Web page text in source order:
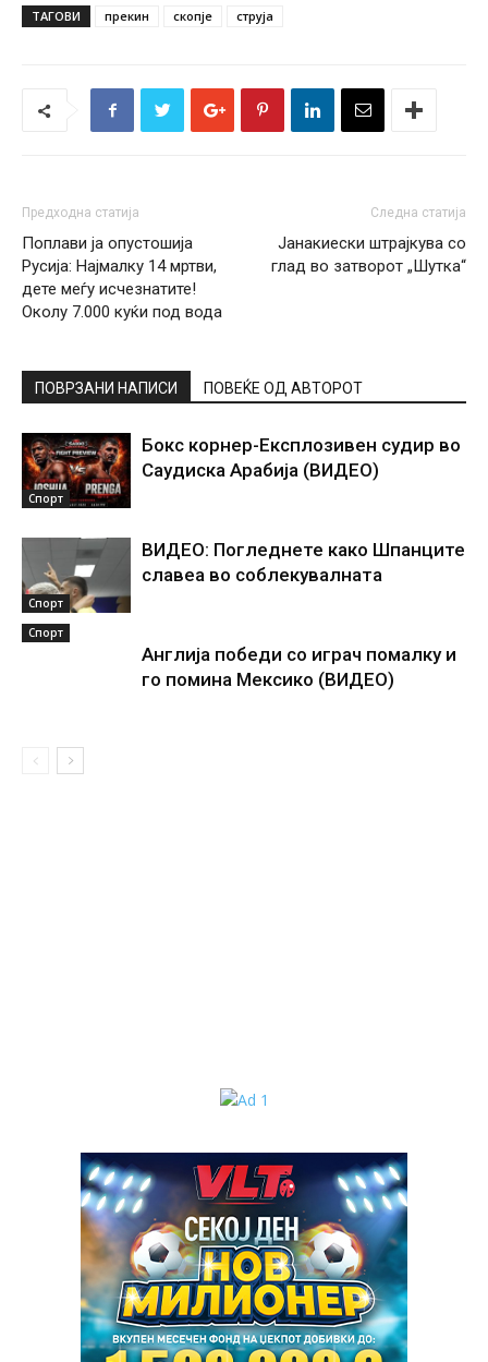
ТАГОВИ прекин скопје струја
Предходна статија
Поплави ја опустошија
Русија: Најмалку 14 мртви,
дете меѓу исчезнатите!
Околу 7.000 куќи под вода
Следна статија
Јанакиески штрајкува со
глад во затворот „Шутка“
ПОВРЗАНИ НАПИСИ ПОВЕЌЕ ОД АВТОРОТ
Спорт
Бокс корнер-Експлозивен судир во
Саудиска Арабија (ВИДЕО)
Спорт
ВИДЕО: Погледнете како Шпанците
славеа во соблекувалната
Спорт
Англија победи со играч помалку и
го помина Мексико (ВИДЕО)